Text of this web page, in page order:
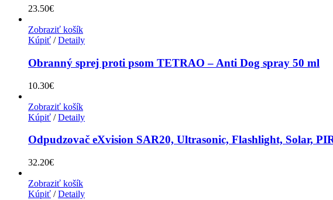
23.50€
Zobraziť košík
Kúpiť / Detaily
Obranný sprej proti psom TETRAO – Anti Dog spray 50 ml
10.30€
Zobraziť košík
Kúpiť / Detaily
Odpudzovač eXvision SAR20, Ultrasonic, Flashlight, Solar,
32.20€
Zobraziť košík
Kúpiť / Detaily